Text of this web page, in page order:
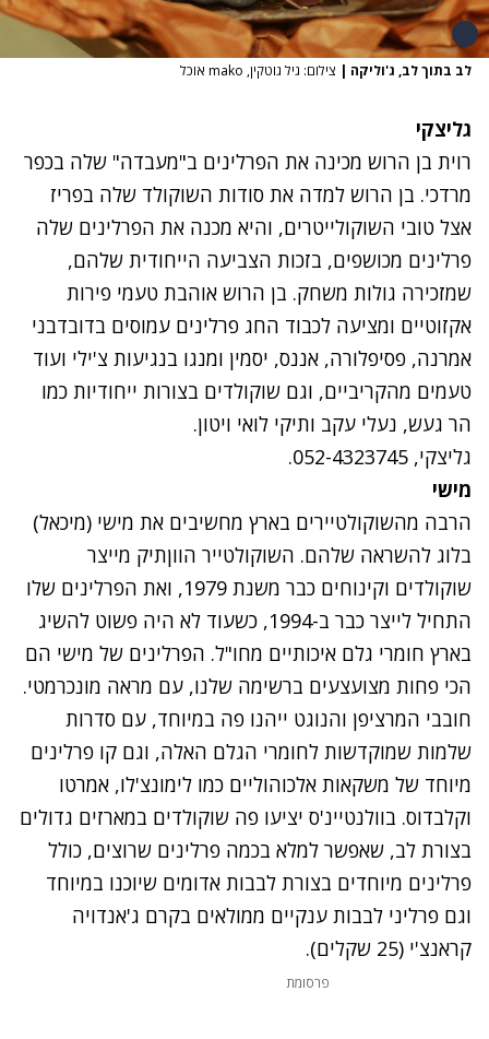
לב בתוך לב, ג'וליקה | צילום: גיל גוטקין, mako אוכל
גליצקי
רוית בן הרוש מכינה את הפרלינים ב"מעבדה" שלה בכפר
מרדכי. בן הרוש למדה את סודות השוקולד שלה בפריז
אצל טובי השוקולייטרים, והיא מכנה את הפרלינים שלה
פרלינים מכושפים, בזכות הצביעה הייחודית שלהם,
שמזכירה גולות משחק. בן הרוש אוהבת טעמי פירות
אקזוטיים ומציעה לכבוד החג פרלינים עמוסים בדובדבני
אמרנה, פסיפלורה, אננס, יסמין ומנגו בנגיעות צ'ילי ועוד
טעמים מהקריביים, וגם שוקולדים בצורות ייחודיות כמו
הר געש, נעלי עקב ותיקי לואי ויטון.
גליצקי, 052-4323745.
מישי
הרבה מהשוקולטיירים בארץ מחשיבים את מישי (מיכאל)
בלוג להשראה שלהם. השוקולטייר הווןתיק מייצר
שוקולדים וקינוחים כבר משנת 1979, ואת הפרלינים שלו
התחיל לייצר כבר ב-1994, כשעוד לא היה פשוט להשיג
בארץ חומרי גלם איכותיים מחו"ל. הפרלינים של מישי הם
הכי פחות מצועצעים ברשימה שלנו, עם מראה מונכרמטי.
חובבי המרציפן והנוגט ייהנו פה במיוחד, עם סדרות
שלמות שמוקדשות לחומרי הגלם האלה, וגם קו פרלינים
מיוחד של משקאות אלכוהוליים כמו לימונצ'לו, אמרטו
וקלבדוס. בוולנטיינ'ס יציעו פה שוקולדים במארזים גדולים
בצורת לב, שאפשר למלא בכמה פרלינים שרוצים, כולל
פרלינים מיוחדים בצורת לבבות אדומים שיוכנו במיוחד
וגם פרליני לבבות ענקיים ממולאים בקרם ג'אנדויה
קראנצ'י (25 שקלים).
פרסומת